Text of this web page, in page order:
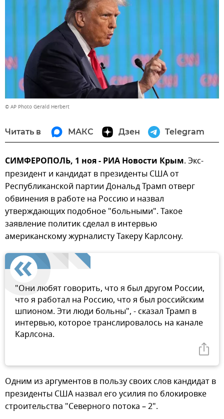
© AP Photo Gerald Herbert
Читать в МАКС Дзен Telegram
СИМФЕРОПОЛЬ, 1 ноя - РИА Новости Крым. Экс-
президент и кандидат в президенты США от
Республиканской партии Дональд Трамп отверг
обвинения в работе на Россию и назвал
утверждающих подобное "больными". Такое
заявление политик сделал в интервью
американскому журналисту Такеру Карлсону.
"Они любят говорить, что я был другом России,
что я работал на Россию, что я был российским
шпионом. Эти люди больны", - сказал Трамп в
интервью, которое транслировалось на канале
Карлсона.
Одним из аргументов в пользу своих слов кандидат в
президенты США назвал его усилия по блокировке
строительства "Северного потока – 2".